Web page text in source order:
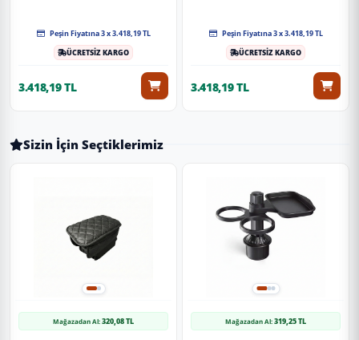
Peşin Fiyatına 3 x 3.418,19 TL
ÜCRETSİZ KARGO
3.418,19 TL
Peşin Fiyatına 3 x 3.418,19 TL
ÜCRETSİZ KARGO
3.418,19 TL
Sizin İçin Seçtiklerimiz
Mağazadan Al:320,08 TL Mağazadan Al:319,25 TL